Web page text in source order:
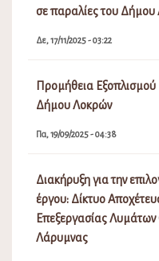
σε παραλίες του Δήμου
Δε, 17/11/2025 - 03:22
Προμήθεια Εξοπλισμού
Δήμου Λοκρών
Πα, 19/09/2025 - 04:38
Διακήρυξη για την
έργου: Δίκτυο
Επεξεργασίας
Λάρυμνας